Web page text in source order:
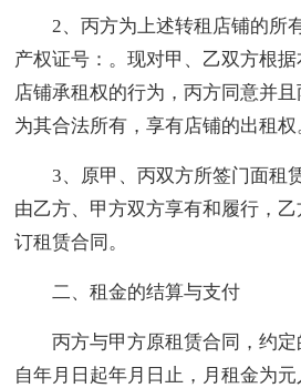
2、丙方为上述转租店铺的所
产权证号：。现对甲、乙双方根
店铺承租权的行为，丙方同意并
为其合法所有，享有店铺的出租权
3、原甲、丙双方所签门面租
由乙方、甲方双方享有和履行，
订租赁合同。
二、租金的结算与支付
丙方与甲方原租赁合同，约定
自年月日起年月日止，月租金为